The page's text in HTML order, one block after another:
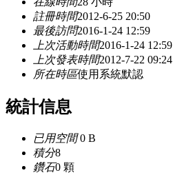
註冊時間2012-6-25 20:50
最後訪問2016-1-24 12:59
上次活動時間2016-1-24 12:59
上次發表時間2012-7-22 09:24
所在時區使用系統默認
統計信息
已用空間0 B
積分8
鑽石0 顆